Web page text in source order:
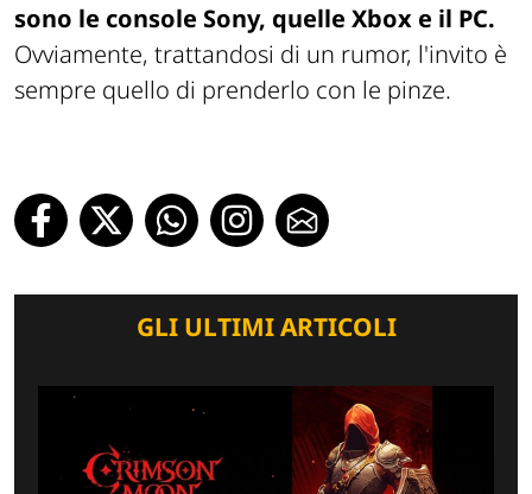
sono le console Sony, quelle Xbox e il PC.
Ovviamente, trattandosi di un rumor, l'invito è
sempre quello di prenderlo con le pinze.
GLI ULTIMI ARTICOLI